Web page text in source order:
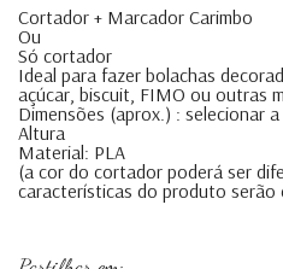
Cortador + Marcador Carimbo
Ou
Só cortador
Ideal para fazer bolachas
açúcar, biscuit, FIMO ou outras
Dimensões (aprox.) : selecionar
Altura
Material: PLA
(a cor do cortador poderá ser
características do produto serão